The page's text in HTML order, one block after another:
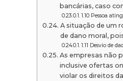
bancárias, caso
1.10 Pessoa
A situação de um
de dano moral,
1.11 Desvio de
As empresas não
inclusive ofertas
violar os direitos